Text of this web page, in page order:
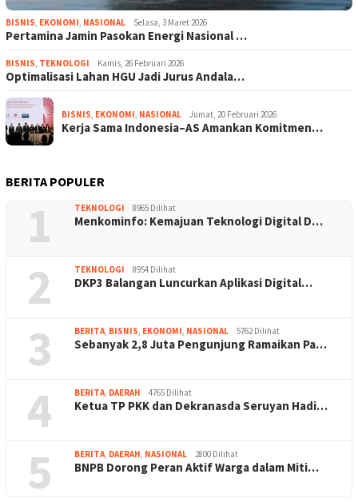
BISNIS EKONOMI NASIONAL Selasa, 3 Maret 2026
Pertamina Jamin Pasokan Energi Nasional …
BISNIS TEKNOLOGI Kamis, 26 Februari 2026
Optimalisasi Lahan HGU Jadi Jurus Andala…
BISNIS EKONOMI NASIONAL Jumat, 20 Februari 2026
Kerja Sama Indonesia–AS Amankan Komitmen…
BERITA POPULER
1 TEKNOLOGI 8965 Dilihat
Menkominfo: Kemajuan Teknologi Digital D…
2 TEKNOLOGI 8954 Dilihat
DKP3 Balangan Luncurkan Aplikasi Digital…
3 BERITA BISNIS EKONOMI NASIONAL 5762 Dilihat
Sebanyak 2,8 Juta Pengunjung Ramaikan Pa…
4 BERITA DAERAH 4765 Dilihat
Ketua TP PKK dan Dekranasda Seruyan Hadi…
5 BERITA DAERAH NASIONAL 2800 Dilihat
BNPB Dorong Peran Aktif Warga dalam Miti…